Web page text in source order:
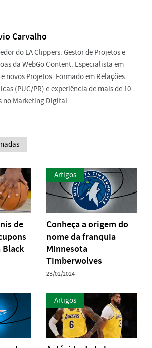
Carvalho
do LA Clippers. Gestor de Projetos e
da WebGo Content. Especialista em
e novos Projetos. Formado em Relações
(PUC/PR) e experiência de mais de 10
no Marketing Digital.
de
Black
Artigos
Conheça a origem do
nome da franquia
Minnesota
Timberwolves
23/02/2024
Artigos